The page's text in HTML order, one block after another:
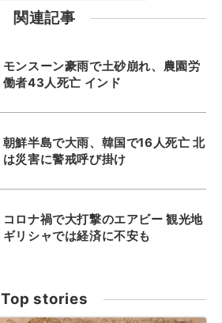
関連記事
モンスーン豪雨で土砂崩れ、農園労
働者43人死亡 インド
朝鮮半島で大雨、韓国で16人死亡 北
は災害に警戒呼び掛け
コロナ禍で大打撃のエアビー 観光地
ギリシャでは経済に不安も
Top stories